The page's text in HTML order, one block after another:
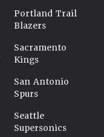
Portland Trail
Blazers
Sacramento
Kings
San Antonio
Spurs
Seattle
Supersonics